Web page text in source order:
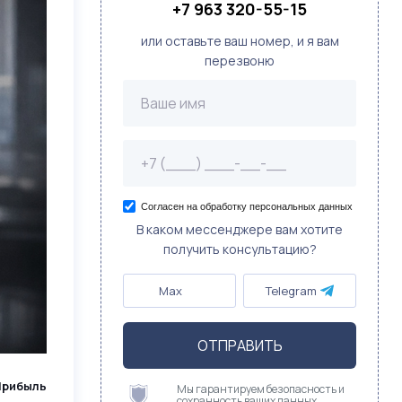
+7 963 320-55-15
или оставьте ваш номер, и я вам
перезвоню
Согласен на обработку персональных данных
В каком мессенджере вам хотите
получить консультацию?
Max Telegram
ОТПРАВИТЬ
Мы гарантируем безопасность и